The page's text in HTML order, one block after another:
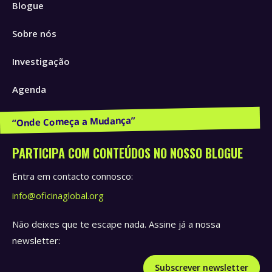
opens
new new
Blogue
Sobre nós
Investigação
Agenda
Publicações e Recursos
PARTICIPA COM CONTEÚDOS NO NOSSO BLOGUE
Entra em contacto connosco:
info@oficinaglobal.org
Não deixes que te escape nada. Assine já a nossa
newsletter:
Subscrever newsletter